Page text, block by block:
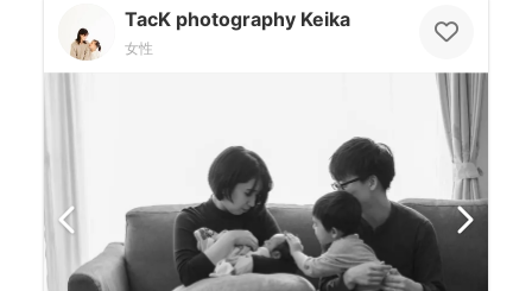
TacK photography Keika
女性